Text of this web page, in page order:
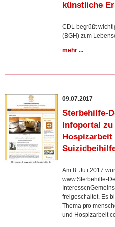
künstliche
CDL begrüßt
(BGH) zum
mehr ...
09.07.2017
Sterbehilfe-
Infoportal
Am 8. Juli 2017
www.Sterbehilfe-
freigeschaltet. Es
Thema pro
und Hospizarbeit